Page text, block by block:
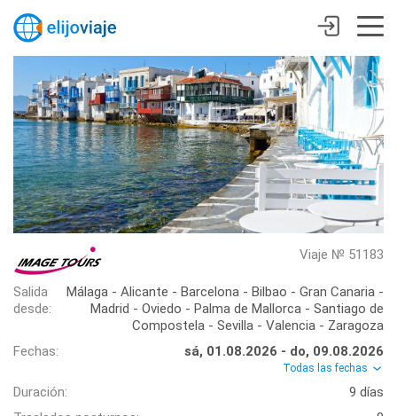
Viaje № 51183
Salida
desde:
Málaga - Alicante - Barcelona - Bilbao - Gran Canaria -
Madrid - Oviedo - Palma de Mallorca - Santiago de
Compostela - Sevilla - Valencia - Zaragoza
Fechas:
sá, 01.08.2026 - do, 09.08.2026
Todas las fechas
Duración:
9 días